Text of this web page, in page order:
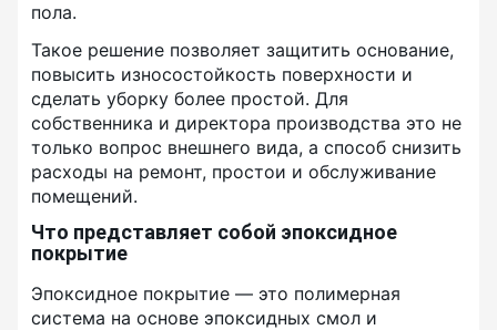
пола.
Такое решение позволяет защитить основание,
повысить износостойкость поверхности и
сделать уборку более простой. Для
собственника и директора производства это не
только вопрос внешнего вида, а способ снизить
расходы на ремонт, простои и обслуживание
помещений.
Что представляет собой эпоксидное
покрытие
Эпоксидное покрытие — это полимерная
система на основе эпоксидных смол и